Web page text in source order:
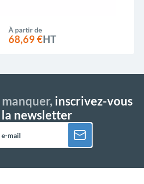
À partir de
68,69 €HT
inscrivez-vous
la newsletter